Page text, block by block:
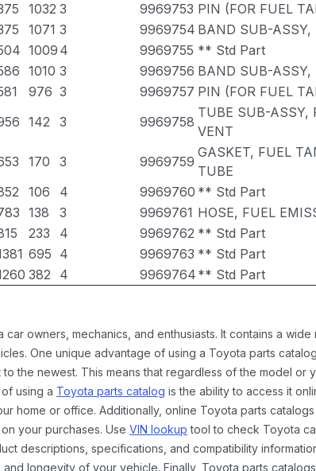
1032 3 9969753 PIN (FOR FUEL
1071 3 9969754 BAND SUB-ASSY,
1009 4 9969755 ** Std Part
1010 3 9969756 BAND SUB-ASSY,
976 3 9969757 PIN (FOR FUEL
142 3 9969758
TUBE SUB-ASSY,
VENT
170 3 9969759
GASKET, FUEL
TUBE
106 4 9969760 ** Std Part
138 3 9969761 HOSE, FUEL
233 4 9969762 ** Std Part
695 4 9969763 ** Std Part
382 4 9969764 ** Std Part
owners, mechanics, and enthusiasts. It contains a
One unique advantage of using a Toyota parts
the newest. This means that regardless of the model
using a Toyota parts catalog is the ability to access it
home or office. Additionally, online Toyota parts
your purchases. Use VIN lookup tool to check Toyota
descriptions, specifications, and compatibility
longevity of your vehicle. Finally, Toyota parts